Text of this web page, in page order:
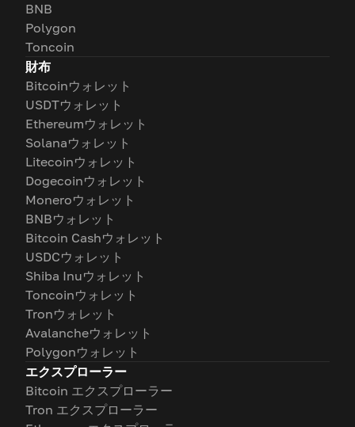
BNB
Polygon
Toncoin
財布
Bitcoinウォレット
USDTウォレット
Ethereumウォレット
Solanaウォレット
Litecoinウォレット
Dogecoinウォレット
Moneroウォレット
BNBウォレット
Bitcoin Cashウォレット
USDCウォレット
Shiba Inuウォレット
Toncoinウォレット
Tronウォレット
Avalancheウォレット
Polygonウォレット
エクスプローラー
Bitcoin エクスプローラー
Tron エクスプローラー